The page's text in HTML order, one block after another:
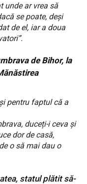
unde ar vrea să
se poate, deși
de el, iar a doua
de Bihor, la
pentru faptul că a
duceți-i ceva și
dor de casă,
o să mai dau o
statul plătit să-